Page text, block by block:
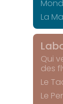
La
Qui
des
Le
Le